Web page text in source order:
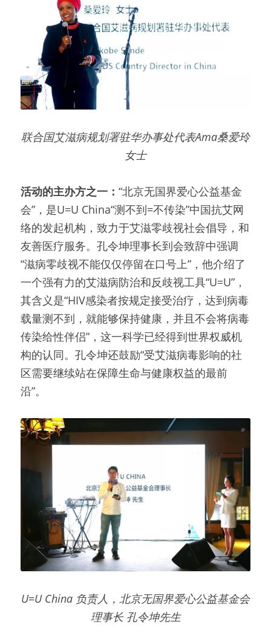
联合国艾滋病规划署驻华办事处代表Ama桑爱玲
女士
活动的主办方之一： “北京无国界爱心公益基金
会”，是U=U China“测不到=不传染”中国抗艾网
络的发起机构，致力于艾滋零歧视社会倡导，和
友善医疗服务。孔令坤理事长到会致辞中强调
“滋病零歧视不能仅仅停留在口号上”，他介绍了
一个强有力的艾滋病防治和反歧视工具“U=U”，
其含义是“HIV感染者按规定接受治疗，达到病毒
载量测不到，就能够保持健康，并且不会将病毒
传染给性伴侣”，这一科学已经得到世界权威机
构的认同。孔令坤还鼓励“受艾滋病毒影响的社
区需要继续站在保障生命与健康权益的最前
沿”。
U=U China 负责人，北京无国界爱心公益基金会
理事长 孔令坤先生